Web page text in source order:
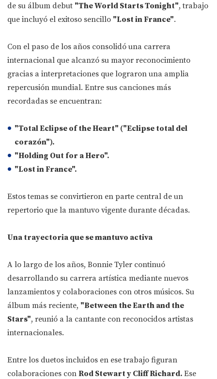
de su álbum debut "The World Starts Tonight", trabajo
que incluyó el exitoso sencillo "Lost in France".
Con el paso de los años consolidó una carrera
internacional que alcanzó su mayor reconocimiento
gracias a interpretaciones que lograron una amplia
repercusión mundial. Entre sus canciones más
recordadas se encuentran:
"Total Eclipse of the Heart" ("Eclipse total del
corazón").
"Holding Out for a Hero".
"Lost in France".
Estos temas se convirtieron en parte central de un
repertorio que la mantuvo vigente durante décadas.
Una trayectoria que se mantuvo activa
A lo largo de los años, Bonnie Tyler continuó
desarrollando su carrera artística mediante nuevos
lanzamientos y colaboraciones con otros músicos. Su
álbum más reciente, "Between the Earth and the
Stars", reunió a la cantante con reconocidos artistas
internacionales.
Entre los duetos incluidos en ese trabajo figuran
colaboraciones con Rod Stewart y Cliff Richard. Ese